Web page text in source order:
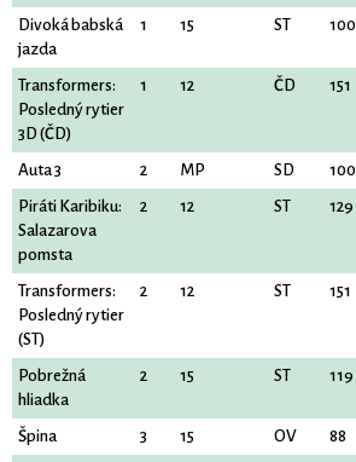
Divoká babská
jazda
1 15 ST 100
Transformers:
Posledný rytier
3D (ČD)
1 12 ČD 151
Auta 3 2 MP SD 100
Piráti Karibiku:
Salazarova
pomsta
2 12 ST 129
Transformers:
Posledný rytier
(ST)
2 12 ST 151
Pobrežná
hliadka
2 15 ST 119
Špina 3 15 OV
88